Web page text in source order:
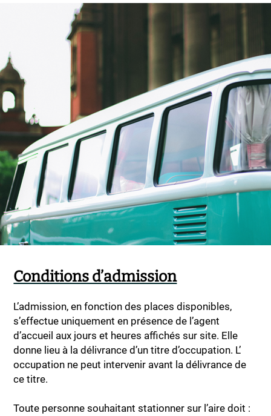
Conditions d’admission
L’admission, en fonction des places disponibles,
s’effectue uniquement en présence de l’agent
d’accueil aux jours et heures affichés sur site. Elle
donne lieu à la délivrance d’un titre d’occupation. L’
occupation ne peut intervenir avant la délivrance de
ce titre.
Toute personne souhaitant stationner sur l’aire doit :